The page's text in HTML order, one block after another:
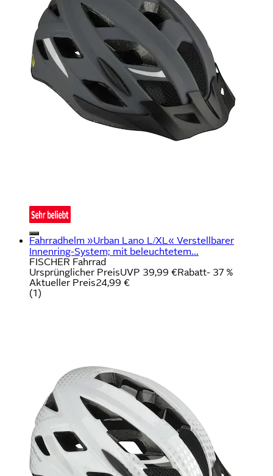
Fahrradhelm »Urban Lano L/XL« Verstellbarer
Innenring-System; mit beleuchtetem...
FISCHER Fahrrad
Ursprünglicher PreisUVP 39,99 €Rabatt- 37 %
Aktueller Preis24,99 €
(1)